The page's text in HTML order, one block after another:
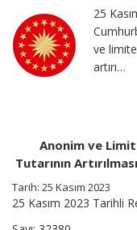
Sermaye
Artırılmasına
İlişkin
Karar
25
ve
artırı…
Anonim ve
Tutarının
Tarih: 25 Kasım 2023
25 Kasım 2023 Tarihli